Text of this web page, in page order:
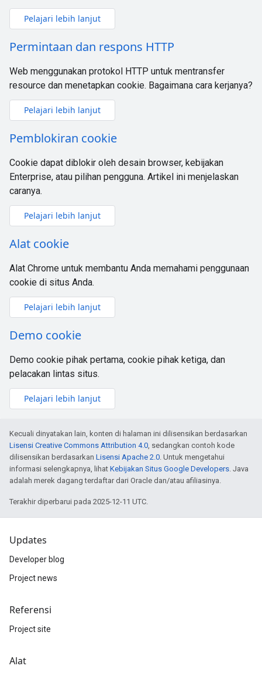
Pelajari lebih lanjut
Permintaan dan respons HTTP
Web menggunakan protokol HTTP untuk mentransfer
resource dan menetapkan cookie. Bagaimana cara kerjanya?
Pelajari lebih lanjut
Pemblokiran cookie
Cookie dapat diblokir oleh desain browser, kebijakan
Enterprise, atau pilihan pengguna. Artikel ini menjelaskan
caranya.
Pelajari lebih lanjut
Alat cookie
Alat Chrome untuk membantu Anda memahami penggunaan
cookie di situs Anda.
Pelajari lebih lanjut
Demo cookie
Demo cookie pihak pertama, cookie pihak ketiga, dan
pelacakan lintas situs.
Pelajari lebih lanjut
Kecuali dinyatakan lain, konten di halaman ini dilisensikan berdasarkan
Lisensi Creative Commons Attribution 4.0, sedangkan contoh kode
dilisensikan berdasarkan Lisensi Apache 2.0. Untuk mengetahui
informasi selengkapnya, lihat Kebijakan Situs Google Developers. Java
adalah merek dagang terdaftar dari Oracle dan/atau afiliasinya.
Terakhir diperbarui pada 2025-12-11 UTC.
Updates
Developer blog
Project news
Referensi
Project site
Alat